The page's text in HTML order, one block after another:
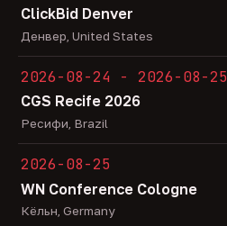
ClickBid Denver
Денвер, United States
2026-08-24 - 2026-08-25
CGS Recife 2026
Ресифи, Brazil
2026-08-25
WN Conference Cologne
Кёльн, Germany